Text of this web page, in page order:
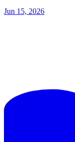
Jun 15, 2026